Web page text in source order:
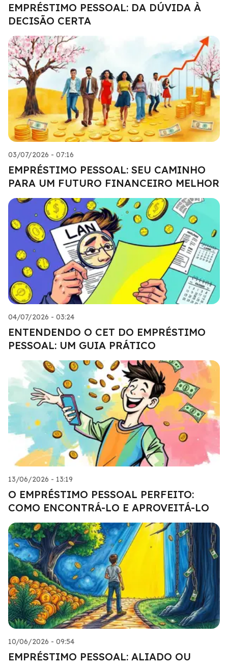
EMPRÉSTIMO PESSOAL: DA DÚVIDA À
DECISÃO CERTA
03/07/2026 - 07:16
EMPRÉSTIMO PESSOAL: SEU CAMINHO
PARA UM FUTURO FINANCEIRO MELHOR
04/07/2026 - 03:24
ENTENDENDO O CET DO EMPRÉSTIMO
PESSOAL: UM GUIA PRÁTICO
13/06/2026 - 13:19
O EMPRÉSTIMO PESSOAL PERFEITO:
COMO ENCONTRÁ-LO E APROVEITÁ-LO
10/06/2026 - 09:54
EMPRÉSTIMO PESSOAL: ALIADO OU